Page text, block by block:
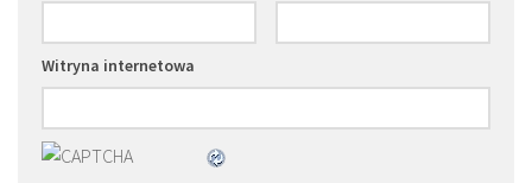
Witryna internetowa